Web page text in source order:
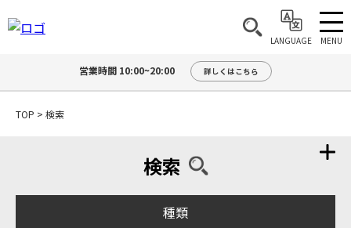
LANGUAGE MENU
営業時間 10:00~20:00 詳しくはこちら
TOP > 検索
検索
種類